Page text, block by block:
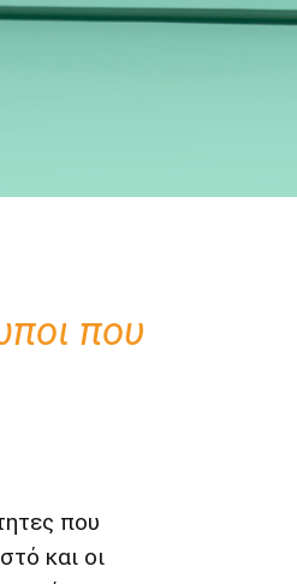
που
που
και οι